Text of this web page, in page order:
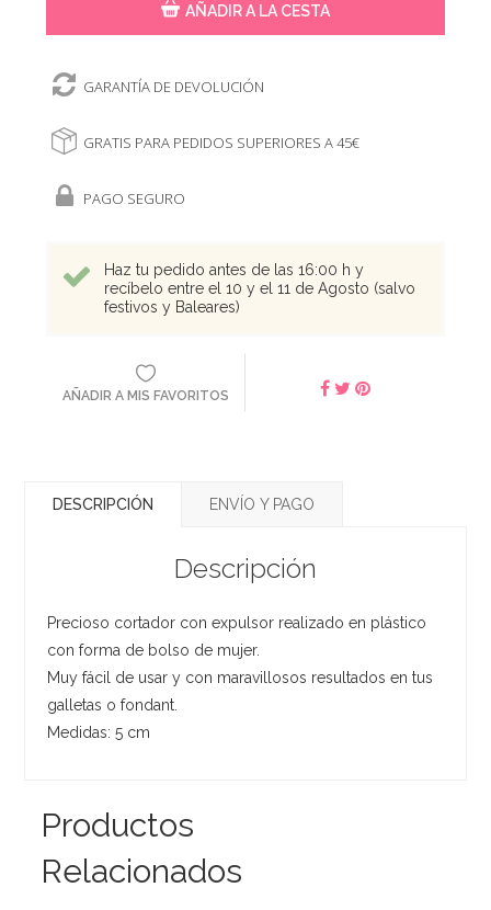
AÑADIR A LA CESTA
GARANTÍA DE DEVOLUCIÓN
GRATIS PARA PEDIDOS SUPERIORES A 45€
PAGO SEGURO
Haz tu pedido antes de las 16:00 h y
recíbelo entre el 10 y el 11 de Agosto (salvo
festivos y Baleares)
AÑADIR A MIS FAVORITOS
DESCRIPCIÓN ENVÍO Y PAGO
Descripción
Precioso cortador con expulsor realizado en plástico
con forma de bolso de mujer.
Muy fácil de usar y con maravillosos resultados en tus
galletas o fondant.
Medidas: 5 cm
Productos
Relacionados